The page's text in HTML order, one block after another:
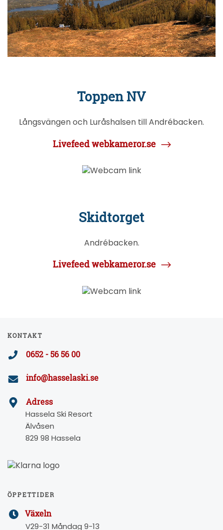
Toppen NV
Långsvängen och Luråshalsen till Andrébacken.
Livefeed webkameror.se
Skidtorget
Andrébacken.
Livefeed webkameror.se
KONTAKT
0652 - 56 56 00
info@hasselaski.se
Adress
Hassela Ski Resort
Älvåsen
829 98 Hassela
ÖPPETTIDER
Växeln
V29-31 Måndag 9-13